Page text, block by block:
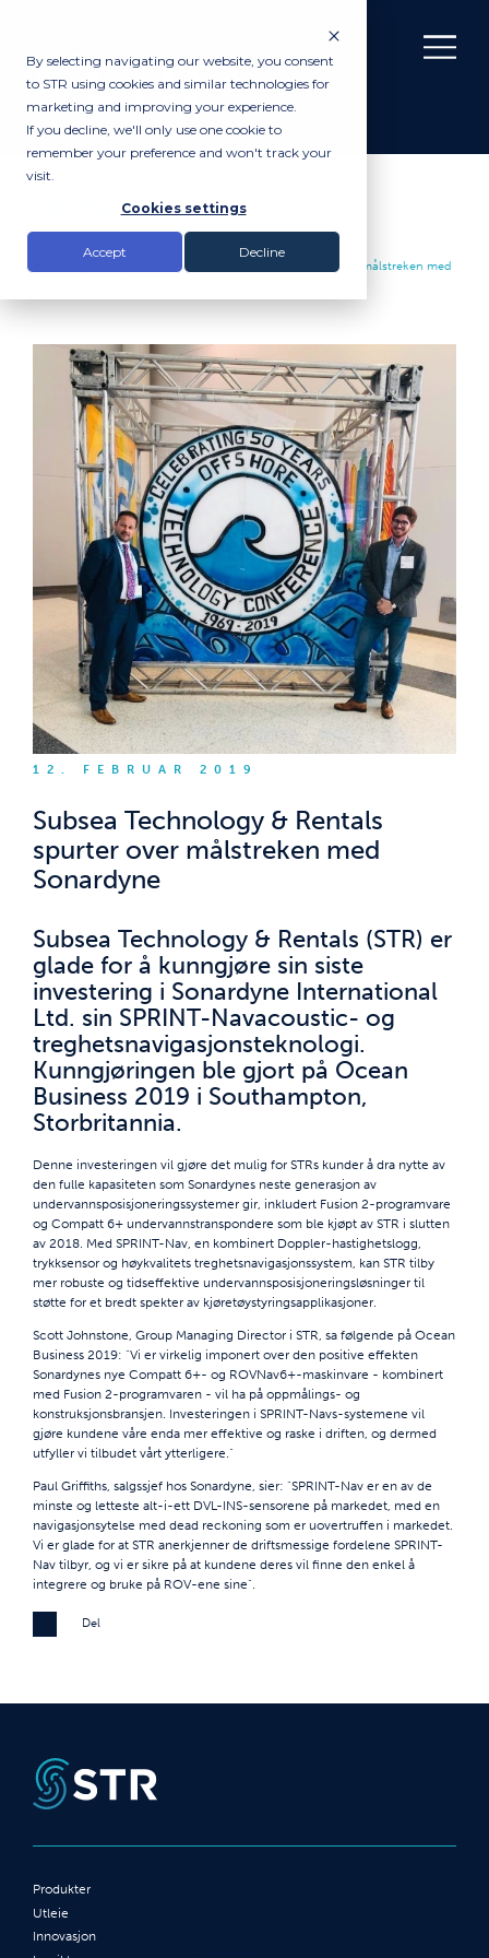
By selecting navigating our website, you consent
to STR using cookies and similar technologies for
marketing and improving your experience.
If you decline, we'll only use one cookie to
remember your preference and won't track your
visit.
Cookies settings
Accept Decline
Nyheter
Subsea Technology & Rentals spurter over målstreken med
12. FEBRUAR 2019
Subsea Technology & Rentals
spurter over målstreken med
Sonardyne
Subsea Technology & Rentals (STR) er
glade for å kunngjøre sin siste
investering i Sonardyne International
Ltd. sin SPRINT-Navacoustic- og
treghetsnavigasjonsteknologi.
Kunngjøringen ble gjort på Ocean
Business 2019 i Southampton,
Storbritannia.
Denne investeringen vil gjøre det mulig for STRs kunder å dra nytte av
den fulle kapasiteten som Sonardynes neste generasjon av
undervannsposisjoneringssystemer gir, inkludert Fusion 2-programvare
og Compatt 6+ undervannstranspondere som ble kjøpt av STR i slutten
av 2018. Med SPRINT-Nav, en kombinert Doppler-hastighetslogg,
trykksensor og høykvalitets treghetsnavigasjonssystem, kan STR tilby
mer robuste og tidseffektive undervannsposisjoneringsløsninger til
støtte for et bredt spekter av kjøretøystyringsapplikasjoner.
Scott Johnstone, Group Managing Director i STR, sa følgende på Ocean
Business 2019: "Vi er virkelig imponert over den positive effekten
Sonardynes nye Compatt 6+- og ROVNav6+-maskinvare - kombinert
med Fusion 2-programvaren - vil ha på oppmålings- og
konstruksjonsbransjen. Investeringen i SPRINT-Navs-systemene vil
gjøre kundene våre enda mer effektive og raske i driften, og dermed
utfyller vi tilbudet vårt ytterligere."
Paul Griffiths, salgssjef hos Sonardyne, sier: "SPRINT-Nav er en av de
minste og letteste alt-i-ett DVL-INS-sensorene på markedet, med en
navigasjonsytelse med dead reckoning som er uovertruffen i markedet.
Vi er glade for at STR anerkjenner de driftsmessige fordelene SPRINT-
Nav tilbyr, og vi er sikre på at kundene deres vil finne den enkel å
integrere og bruke på ROV-ene sine".
Del
Produkter
Utleie
Innovasjon